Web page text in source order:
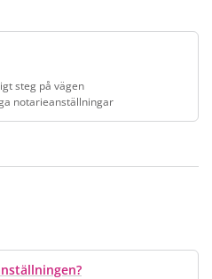
steg på vägen
notarieanställningar
- ett viktigt steg på vägen, Sök